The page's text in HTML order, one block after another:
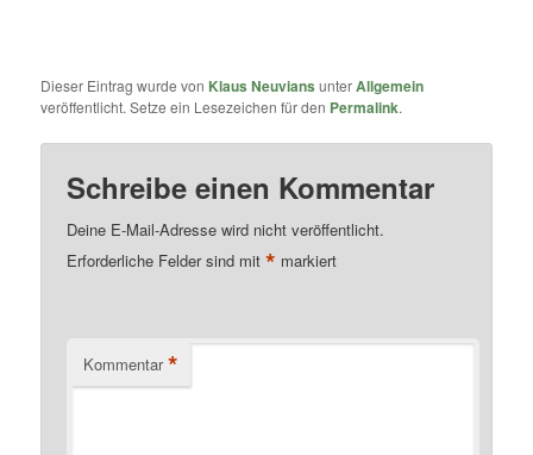
Dieser Eintrag wurde von Klaus Neuvians unterAllgemein
veröffentlicht. Setze ein Lesezeichen für den Permalink.
Schreibe einen Kommentar
Deine E-Mail-Adresse wird nicht veröffentlicht.
Erforderliche Felder sind mit* markiert
Kommentar *